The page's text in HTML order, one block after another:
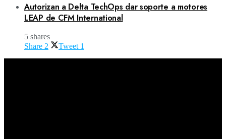
Autorizan a Delta TechOps dar soporte a motores
LEAP de CFM International
5 shares
Share 2 Tweet 1